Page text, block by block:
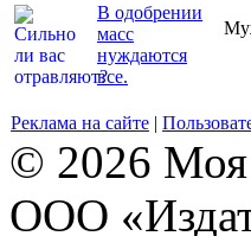
В одобрении
масс
нуждаются
все.
Реклама на сайте |
© 2026 Моя
ООО